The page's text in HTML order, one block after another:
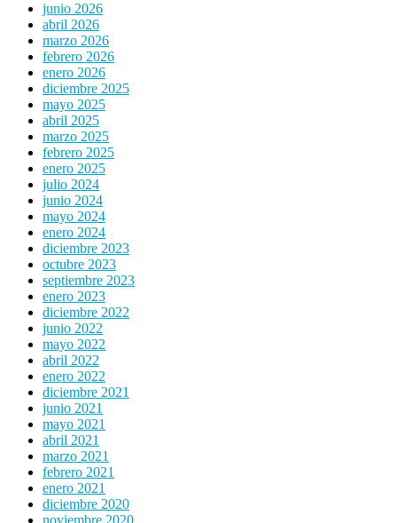
junio 2026
abril 2026
marzo 2026
febrero 2026
enero 2026
diciembre 2025
mayo 2025
abril 2025
marzo 2025
febrero 2025
enero 2025
julio 2024
junio 2024
mayo 2024
enero 2024
diciembre 2023
octubre 2023
septiembre 2023
enero 2023
diciembre 2022
junio 2022
mayo 2022
abril 2022
enero 2022
diciembre 2021
junio 2021
mayo 2021
abril 2021
marzo 2021
febrero 2021
enero 2021
diciembre 2020